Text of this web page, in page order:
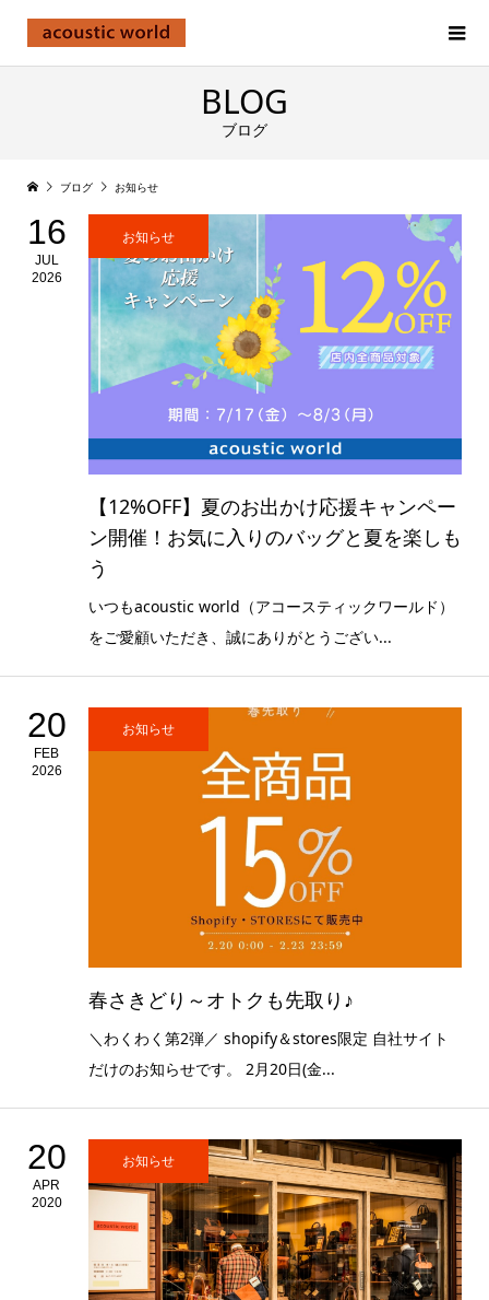
BLOG
ブログ
ブログ お知らせ
16
JUL
2026
お知らせ
【12%OFF】夏のお出かけ応援キャンペー
ン開催！お気に入りのバッグと夏を楽しも
う
いつもacoustic world（アコースティックワールド）
をご愛顧いただき、誠にありがとうござい...
20
FEB
2026
お知らせ
春さきどり～オトクも先取り♪
＼わくわく第2弾／ shopify＆stores限定 自社サイト
だけのお知らせです。 2月20日(金...
20
APR
2020
お知らせ